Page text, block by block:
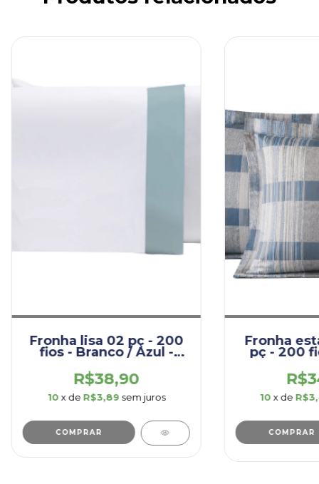
Fronha lisa 02 pç - 200
fios - Branco / Azul -
R$38,90
10 x de R$3,89 sem juros
COMPRAR
Fronha
pç - 200
10 x de